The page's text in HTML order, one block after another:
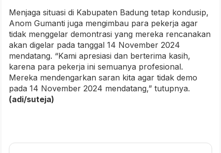
Menjaga situasi di Kabupaten Badung tetap kondusip,
Anom Gumanti juga mengimbau para pekerja agar
tidak menggelar demontrasi yang mereka rencanakan
akan digelar pada tanggal 14 November 2024
mendatang. “Kami apresiasi dan berterima kasih,
karena para pekerja ini semuanya profesional.
Mereka mendengarkan saran kita agar tidak demo
pada 14 November 2024 mendatang,” tutupnya.
(adi/suteja)